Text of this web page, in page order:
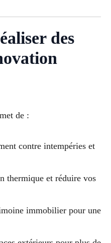
des
de :
contre intempéries et
thermique et réduire vos
immobilier pour une